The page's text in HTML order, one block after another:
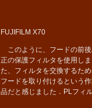
FUJIFILM X70
このように、フードの前
正の保護フィルタを使用し
た、フィルタを交換するた
フードを取り付けるという
品だと感じました．PLフィ